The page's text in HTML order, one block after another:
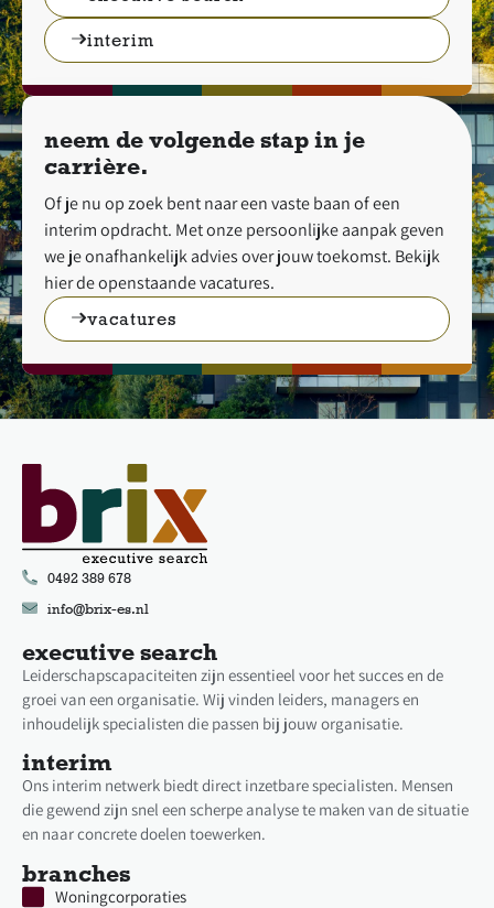
interim
neem de volgende stap in je
carrière.
Of je nu op zoek bent naar een vaste baan of een
interim opdracht. Met onze persoonlijke aanpak geven
we je onafhankelijk advies over jouw toekomst. Bekijk
hier de openstaande vacatures.
vacatures
0492 389 678
info@brix-es.nl
executive search
Leiderschapscapaciteiten zijn essentieel voor het succes en de
groei van een organisatie. Wij vinden leiders, managers en
inhoudelijk specialisten die passen bij jouw organisatie.
interim
Ons interim netwerk biedt direct inzetbare specialisten. Mensen
die gewend zijn snel een scherpe analyse te maken van de situatie
en naar concrete doelen toewerken.
branches
Woningcorporaties